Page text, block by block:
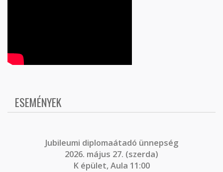
ESEMÉNYEK
Jubileumi diplomaátadó ünnepség
2026. május 27. (szerda)
K épület, Aula 11:00